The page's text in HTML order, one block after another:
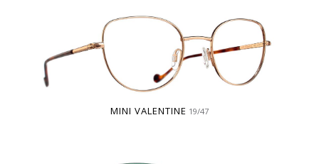
MINI VALENTINE 19/47